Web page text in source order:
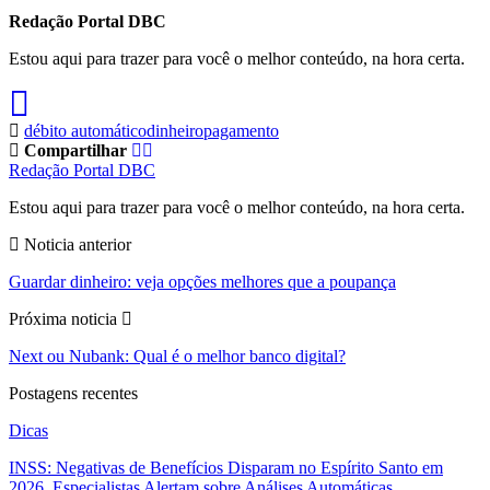
Redação Portal DBC
Estou aqui para trazer para você o melhor conteúdo, na hora certa.
débito automáticodinheiropagamento
Compartilhar
Redação Portal DBC
Estou aqui para trazer para você o melhor conteúdo, na hora certa.
Noticia anterior
Guardar dinheiro: veja opções melhores que a poupança
Próxima noticia
Next ou Nubank: Qual é o melhor banco digital?
Postagens recentes
Dicas
INSS: Negativas de Benefícios Disparam no Espírito Santo em